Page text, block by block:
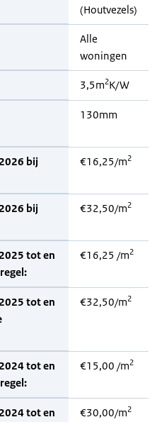
(Houtvezels)
Alle
woningen
3,5m2K/W
130mm
bij
€16,25/m2
bij
€32,50/m2
tot en
€16,25 /m2
tot en
€32,50/m2
tot en
€15,00 /m2
tot en
€30,00/m2